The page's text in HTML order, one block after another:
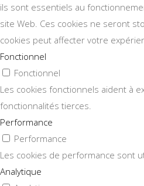
ils sont essentiels au
site Web. Ces cookies ne seront
cookies peut affecter votre
Fonctionnel
Fonctionnel
Les cookies fonctionnels aident à
fonctionnalités tierces.
Performance
Performance
Les cookies de performance sont
Analytique